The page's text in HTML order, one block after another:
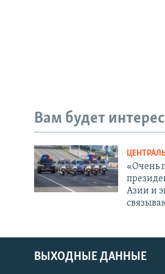
Вам будет
«Очень
Азии и
ВЫХОДНЫЕ ДАННЫЕ